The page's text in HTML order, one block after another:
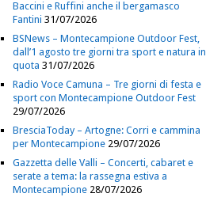
Baccini e Ruffini anche il bergamasco
Fantini 31/07/2026
BSNews – Montecampione Outdoor Fest,
dall’1 agosto tre giorni tra sport e natura in
quota 31/07/2026
Radio Voce Camuna – Tre giorni di festa e
sport con Montecampione Outdoor Fest
29/07/2026
BresciaToday – Artogne: Corri e cammina
per Montecampione 29/07/2026
Gazzetta delle Valli – Concerti, cabaret e
serate a tema: la rassegna estiva a
Montecampione 28/07/2026